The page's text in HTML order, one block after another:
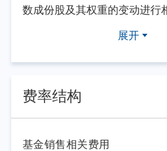
数成份股及其权重的变动进行
续落地，叠加新型工业化与数
持续发力，国内经济延续一季
修复、外需结构优化的运行特
力、半导体产业链引领带动下
展开
费率结构
基金销售相关费用